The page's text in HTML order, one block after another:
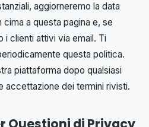
aggiorneremo la data
a questa pagina e, se
i clienti attivi via email. Ti
questa politica.
piattaforma dopo qualsiasi
accettazione dei termini rivisti.